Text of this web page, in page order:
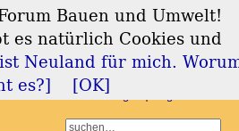
und
Bauen und Umwelt!
es natürlich Cookies und
Neuland für mich.
es?]
[OK]